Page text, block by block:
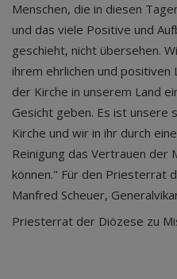
Menschen, die in diesen
und das viele Positive und
geschieht, nicht übersehen.
ihrem ehrlichen und positiven
der Kirche in unserem Land
Gesicht geben. Es ist unsere
Kirche und wir in ihr durch
Reinigung das Vertrauen der
können." Für den Priesterrat
Manfred Scheuer,
Priesterrat der Diözese zu